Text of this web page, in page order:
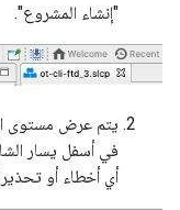
"إنشاء المشروع".
يتم عرض مستوى
في أسفل يسار
أي أخطاء أو